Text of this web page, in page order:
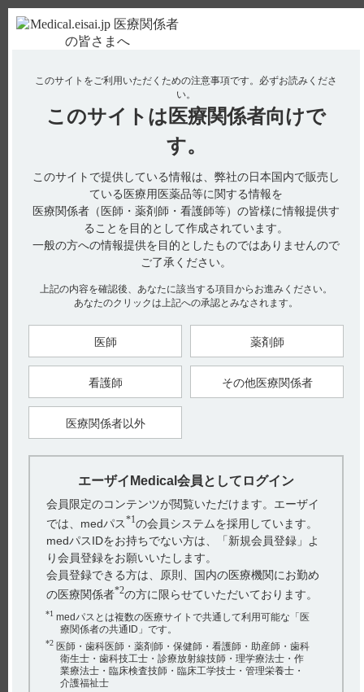
使用期限検索 Drug Information
No : 3114
【メチコバール・注射】 作用機序について教え
電子添文には、作用機序に関する以下の記載があります。
18．薬効薬理（引用1）
メコバラミンは生体内補酵素型ビタミンB
システインからメチオニンを合成するメチオニン合成酵素の補
酵素として働き、メチル基転位反応に重要な役割を果たす。
18．2 神経細胞内小器官へよく移行し、核酸・蛋白合成を促進
シアノコバラミンに比し、神経細胞内小器官への移行がよい
オキシウリジンからチミジンへの合成系に関与し、貯蔵型葉酸
の利用促進とともに核酸代謝にも関与し、コバマミドに比して
核酸・蛋白の合成を促進する（ラット）。（引用2、3、4）
18．3 軸索内輸送、軸索再生の促進
ストレプトゾトシン投与による実験的糖尿病ラットの坐骨神経
細胞で、軸索の骨格蛋白の輸送を正常化し、アドリアマイシ
病ラットの神経障害に対して、神経病理学的、電気生理学的に
変性神経の出現を抑制する。（引用5、6、7、8、9、10）
18．4 髄鞘形成（リン脂質合成）の促進
髄鞘の構成成分であるレシチンの合成を促進し、培養神経組織
でコバマミドに比して神経線維の髄鞘形成率を高める（ラッ
ト）。（引用11、12）
18．5 シナプス伝達の遅延、神経伝達物質の減少を回復
挫滅した坐骨神経で、神経線維の興奮性を高めることにより、
終板電位の誘発を早期に回復する（ラット）。また、コリン欠
乏食ラットで低下した脳内アセチルコリン量を正常化する。
（引用13、14）
18．6 赤芽球の成熟・分裂を促進し、貧血の血液像を改善
ビタミンB12欠乏によって、特異な巨赤芽球性貧血が出現する
ことはよく知られている。メコバラミンは骨髄中の核酸合成を
このサイトをご利用いただくための注意事項です。 必ずお読みくださ
い。
このサイトは 医療関係者向けで
す。
このサイトで提供している情報は、弊社の日本国内で販売し
ている医療用医薬品等に関する情報を
医療関係者（医師・薬剤師・看護師等）の皆様に情報提供す
ることを目的として作成されています。
一般の方への情報提供を目的としたものではありませんので
ご了承ください。
上記の内容を確認後、あなたに該当する項目からお進みください。
あなたのクリックは上記への承認とみなされます。
医師 薬剤師
看護師 その他医療関係者
医療関係者以外
エーザイMedical会員としてログイン
会員限定のコンテンツが閲覧いただけます。エーザイ
では、medパス*1の会員システムを採用しています。
medパスIDをお持ちでない方は、「新規会員登録」よ
り会員登録をお願いいたします。
会員登録できる方は、原則、国内の医療機関にお勤め
の医療関係者*2の方に限らせていただいております。
*1 medパスとは複数の医療サイトで共通して利用可能な「医
療関係者の共通ID」です。
*2 医師・歯科医師・薬剤師・保健師・看護師・助産師・歯科
衛生士・歯科技工士・診療放射線技師・理学療法士・作
業療法士・臨床検査技師・臨床工学技士・管理栄養士・
介護福祉士